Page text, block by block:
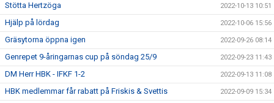
Stötta Hertzöga 2022-10-13 10:51
Hjälp på lördag 2022-10-06 15:56
Gräsytorna öppna igen 2022-09-26 08:14
Genrepet 9-åringarnas cup på söndag 25/9 2022-09-23 11:43
DM Herr HBK - IFKF 1-2 2022-09-13 11:08
HBK medlemmar får rabatt på Friskis & Svettis 2022-09-09 15:34